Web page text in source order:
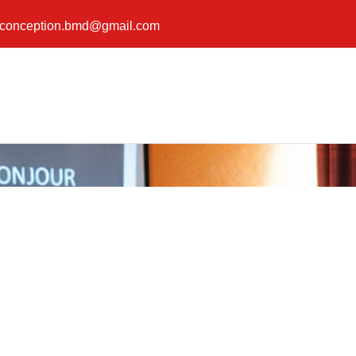
conception.bmd@gmail.com